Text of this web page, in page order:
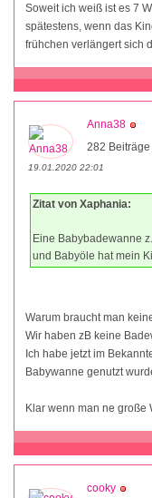
Soweit ich weiß ist es 7
spätestens, wenn das
frühchen verlängert sich
Anna38
282 Beiträge
19.01.2020 22:01
Zitat von Xaphania:
Eine Babybadewanne
und Babyöle hat mein
Warum braucht man
Wir haben zB keine
Ich habe jetzt im
Babywanne genutzt
Klar wenn man ne große
cooky